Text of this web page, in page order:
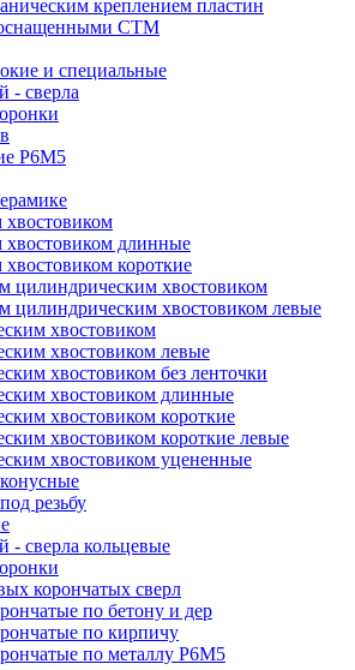
креплением пластин
оснащенными СТМ
и специальные
- сверла
Р6М5
хвостовиком
хвостовиком длинные
короткие
цилиндрическим хвостовиком
цилиндрическим хвостовиком левые
хвостовиком
хвостовиком левые
хвостовиком без ленточки
хвостовиком длинные
хвостовиком короткие
хвостовиком короткие левые
хвостовиком уцененные
резьбу
сверла кольцевые
корончатых сверл
по бетону и дер
по кирпичу
по металлу Р6М5